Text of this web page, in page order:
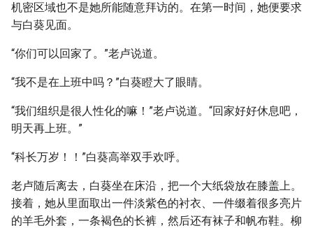
机密区域也不是她所能随意拜访的。在第一时间，她便要求
与白葵见面。
“你们可以回家了。”老卢说道。
“我不是在上班中吗？”白葵瞪大了眼睛。
“我们组织是很人性化的嘛！”老卢说道。“回家好好休息吧，
明天再上班。”
“科长万岁！！”白葵高举双手欢呼。
老卢随后离去，白葵坐在床沿，把一个大纸袋放在膝盖上。
接着，她从里面取出一件淡紫色的衬衣、一件缀着很多亮片
的羊毛外套，一条褐色的长裤，然后还有袜子和帆布鞋。柳